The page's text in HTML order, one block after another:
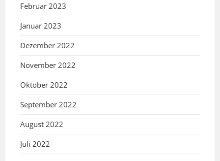
Februar 2023
Januar 2023
Dezember 2022
November 2022
Oktober 2022
September 2022
August 2022
Juli 2022